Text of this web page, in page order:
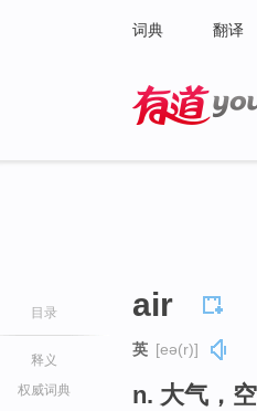
词典 翻译
目录
释义
权威词典
air
英 [eə(r)]
n. 大气，